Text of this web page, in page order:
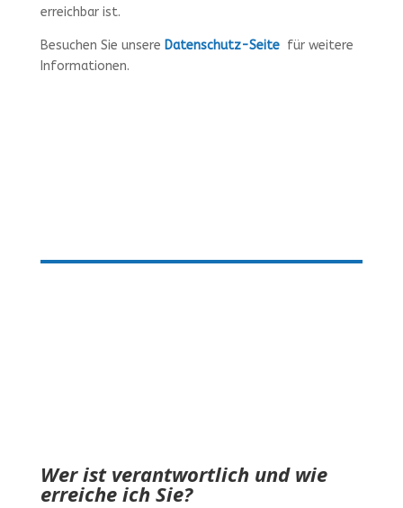
erreichbar ist.
Besuchen Sie unsere Datenschutz-Seite für weitere
Informationen.
Wer ist verantwortlich und wie
erreiche ich Sie?